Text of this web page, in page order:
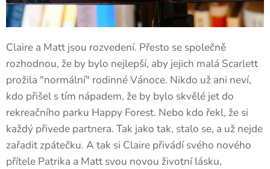
Claire a Matt jsou rozvedení. Přesto se společně
rozhodnou, že by bylo nejlepší, aby jejich malá Scarlett
prožila "normální" rodinné Vánoce. Nikdo už ani neví,
kdo přišel s tím nápadem, že by bylo skvělé jet do
rekreačního parku Happy Forest. Nebo kdo řekl, že si
každý přivede partnera. Tak jako tak, stalo se, a už nejde
zařadit zpátečku. A tak si Claire přivádí svého nového
přítele Patrika a Matt svou novou životní lásku,